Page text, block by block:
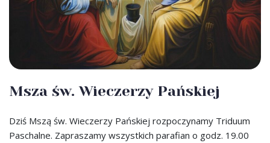
Msza św. Wieczerzy Pańskiej
Dziś Mszą św. Wieczerzy Pańskiej rozpoczynamy Triduum
Paschalne. Zapraszamy wszystkich parafian o godz. 19.00